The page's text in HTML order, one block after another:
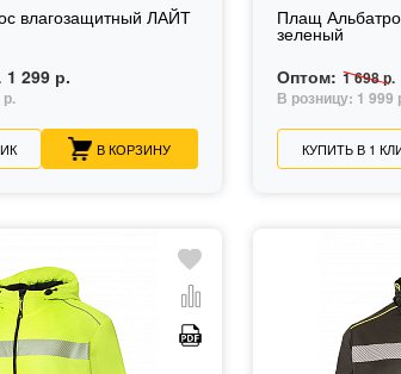
влагозащитный ЛАЙТ
1 299 р.
р.
В КОРЗИНУ
Плащ
зеленый
Оптом: 1 698 р.
В розницу: 1 999
КУПИТЬ В 1